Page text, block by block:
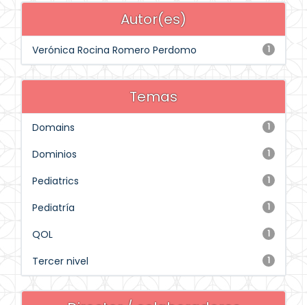
Autor(es)
1
Verónica Rocina Romero Perdomo
Temas
1
Domains
1
Dominios
1
Pediatrics
1
Pediatría
1
QOL
1
Tercer nivel